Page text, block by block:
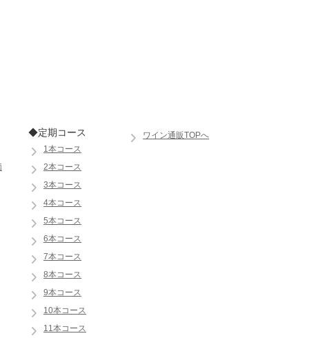
◆定期コース
1本コース
2本コース
3本コース
4本コース
5本コース
6本コース
7本コース
8本コース
9本コース
10本コース
11本コース
ワイン通販TOPへ